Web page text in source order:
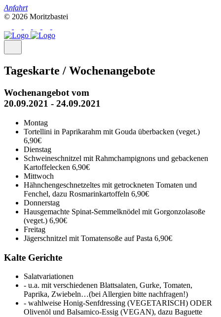
Anfahrt
© 2026 Moritzbastei
Tageskarte / Wochenangebote
Wochenangebot vom
20.09.2021 - 24.09.2021
Montag
Tortellini in Paprikarahm mit Gouda überbacken (veget.)
6,90€
Dienstag
Schweineschnitzel mit Rahmchampignons und gebackenen
Kartoffelecken 6,90€
Mittwoch
Hähnchengeschnetzeltes mit getrockneten Tomaten und
Fenchel, dazu Rosmarinkartoffeln 6,90€
Donnerstag
Hausgemachte Spinat-Semmelknödel mit Gorgonzolasoße
(veget.) 6,90€
Freitag
Jägerschnitzel mit Tomatensoße auf Pasta 6,90€
Kalte Gerichte
Salatvariationen
- u.a. mit verschiedenen Blattsalaten, Gurke, Tomaten,
Paprika, Zwiebeln…(bei Allergien bitte nachfragen!)
- wahlweise Honig-Senfdressing (VEGETARISCH) ODER
Olivenöl und Balsamico-Essig (VEGAN), dazu Baguette